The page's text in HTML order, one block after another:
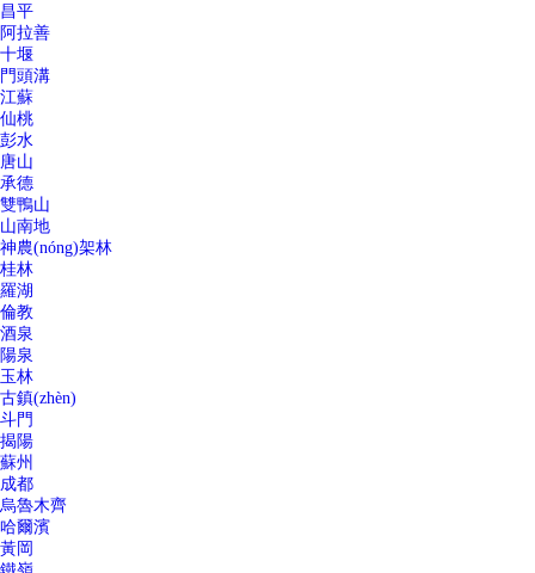
昌平
阿拉善
十堰
門頭溝
江蘇
仙桃
彭水
唐山
承德
雙鴨山
山南地
神農(nóng)架林
桂林
羅湖
倫教
酒泉
陽泉
玉林
古鎮(zhèn)
斗門
揭陽
蘇州
成都
烏魯木齊
哈爾濱
黃岡